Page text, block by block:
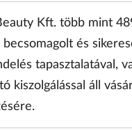
Kft. több mint
becsomagolt és
tapasztalatával,
kiszolgálással áll